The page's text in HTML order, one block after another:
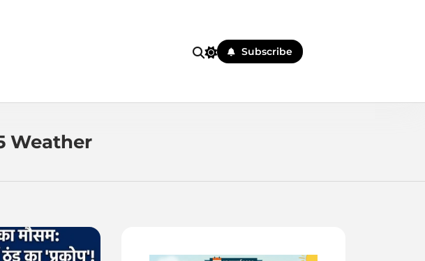
सबसे पहले
Subscribe
Weather